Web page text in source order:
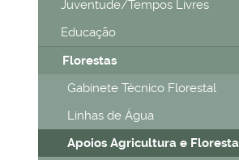
Juventude/Tempos Livres
Educação
Florestas
Gabinete Técnico Florestal
Linhas de Água
Apoios Agricultura e Floresta